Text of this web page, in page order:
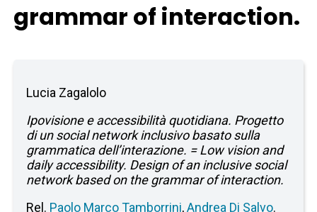
grammar of interaction.
Lucia Zagalolo
Ipovisione e accessibilità quotidiana. Progetto
di un social network inclusivo basato sulla
grammatica dell’interazione. = Low vision and
daily accessibility. Design of an inclusive social
network based on the grammar of interaction.
Rel. Paolo Marco Tamborrini,Andrea Di Salvo.